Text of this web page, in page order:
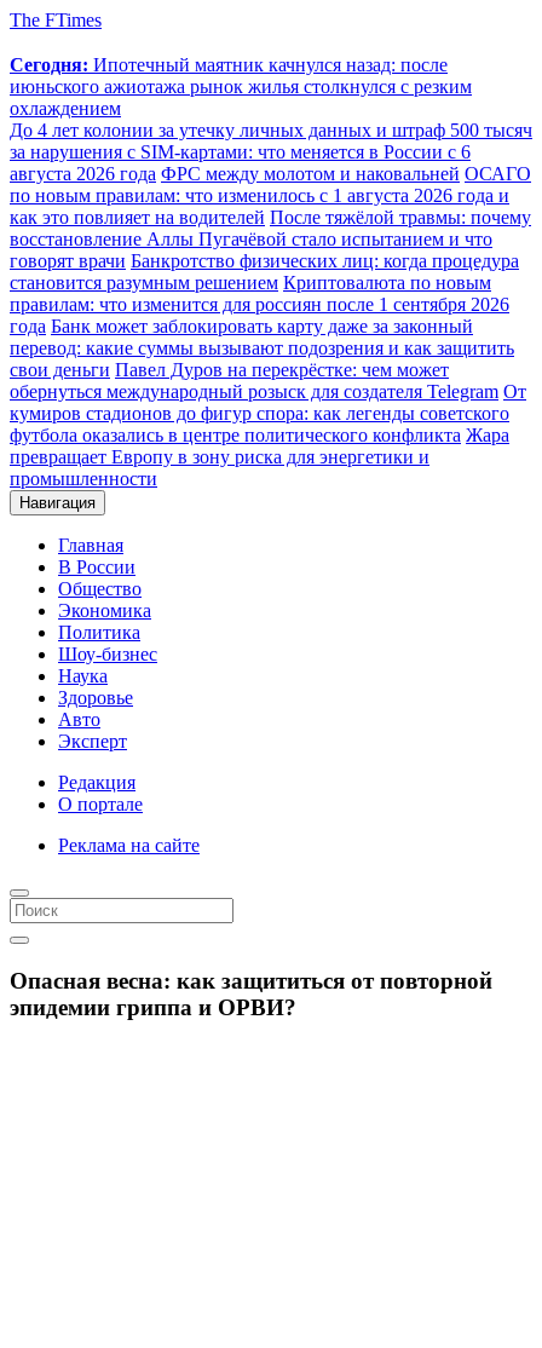
The FTimes
Сегодня: Ипотечный маятник качнулся назад: после
июньского ажиотажа рынок жилья столкнулся с резким
охлаждением
До 4 лет колонии за утечку личных данных и штраф 500 тысяч
за нарушения с SIM-картами: что меняется в России с 6
августа 2026 года ФРС между молотом и наковальней ОСАГО
по новым правилам: что изменилось с 1 августа 2026 года и
как это повлияет на водителей После тяжёлой травмы: почему
восстановление Аллы Пугачёвой стало испытанием и что
говорят врачи Банкротство физических лиц: когда процедура
становится разумным решением Криптовалюта по новым
правилам: что изменится для россиян после 1 сентября 2026
года Банк может заблокировать карту даже за законный
перевод: какие суммы вызывают подозрения и как защитить
свои деньги Павел Дуров на перекрёстке: чем может
обернуться международный розыск для создателя Telegram От
кумиров стадионов до фигур спора: как легенды советского
футбола оказались в центре политического конфликта Жара
превращает Европу в зону риска для энергетики и
промышленности
Навигация
Главная
В России
Общество
Экономика
Политика
Шоу-бизнес
Наука
Здоровье
Авто
Эксперт
Редакция
О портале
Реклама на сайте
Опасная весна: как защититься от повторной
эпидемии гриппа и ОРВИ?